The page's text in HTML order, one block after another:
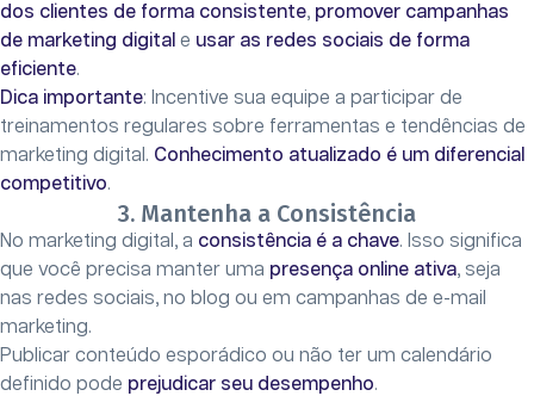
dos clientes de forma consistente, promover campanhas
de marketing digital e usar as redes sociais de forma
eficiente.
Dica importante: Incentive sua equipe a participar de
treinamentos regulares sobre ferramentas e tendências de
marketing digital. Conhecimento atualizado é um diferencial
competitivo.
3. Mantenha a Consistência
No marketing digital, a consistência é a chave. Isso significa
que você precisa manter uma presença online ativa, seja
nas redes sociais, no blog ou em campanhas de e-mail
marketing.
Publicar conteúdo esporádico ou não ter um calendário
definido pode prejudicar seu desempenho.